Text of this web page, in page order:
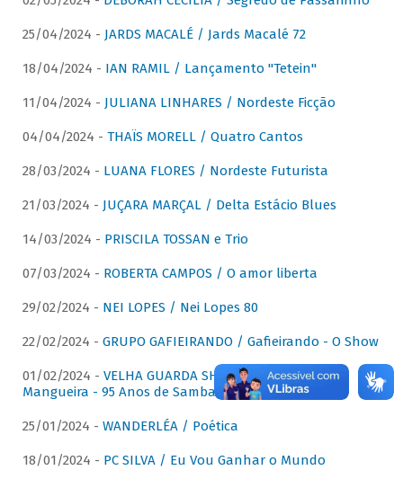
25/04/2024 - JARDS MACALÉ / Jards Macalé 72
18/04/2024 - IAN RAMIL / Lançamento "Tetein"
11/04/2024 - JULIANA LINHARES / Nordeste Ficção
04/04/2024 - THAÏS MORELL / Quatro Cantos
28/03/2024 - LUANA FLORES / Nordeste Futurista
21/03/2024 - JUÇARA MARÇAL / Delta Estácio Blues
14/03/2024 - PRISCILA TOSSAN e Trio
07/03/2024 - ROBERTA CAMPOS / O amor liberta
29/02/2024 - NEI LOPES / Nei Lopes 80
22/02/2024 - GRUPO GAFIEIRANDO / Gafieirando - O Show
01/02/2024 - VELHA GUARDA SHOW DA MANGUEIRA /
Mangueira - 95 Anos de Samba
25/01/2024 - WANDERLÉA / Poética
18/01/2024 - PC SILVA / Eu Vou Ganhar o Mundo